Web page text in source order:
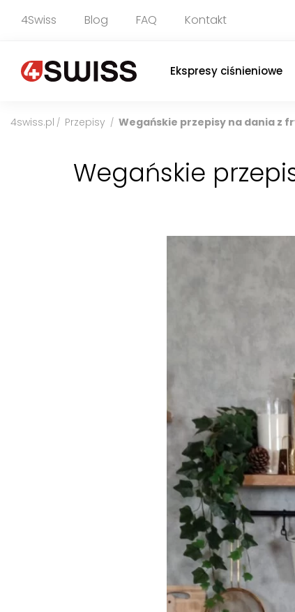
4Swiss Blog FAQ Kontakt
Ekspresy ciśnieniowe
4swiss.pl / Przepisy / Wegańskie przepisy na dania z
Wegańskie